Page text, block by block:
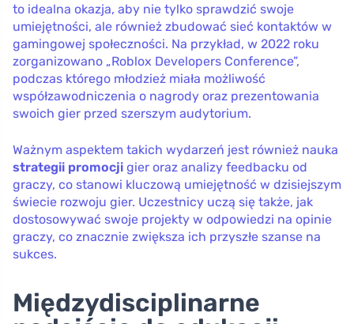
to idealna okazja, aby nie tylko sprawdzić swoje
umiejętności, ale również zbudować sieć kontaktów w
gamingowej społeczności. Na przykład, w 2022 roku
zorganizowano „Roblox Developers Conference”,
podczas którego młodzież miała możliwość
współzawodniczenia o nagrody oraz prezentowania
swoich gier przed szerszym audytorium.
Ważnym aspektem takich wydarzeń jest również nauka
strategii promocji gier oraz analizy feedbacku od
graczy, co stanowi kluczową umiejętność w dzisiejszym
świecie rozwoju gier. Uczestnicy uczą się także, jak
dostosowywać swoje projekty w odpowiedzi na opinie
graczy, co znacznie zwiększa ich przyszłe szanse na
sukces.
Międzydisciplinarne